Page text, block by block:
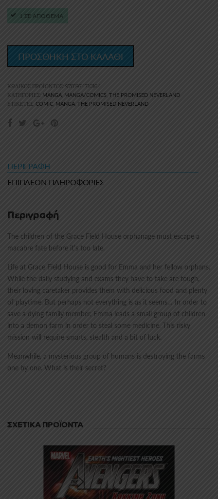
1 ΣΕ ΑΠΟΘΕΜΑ
ΠΡΟΣΘΗΚΗ ΣΤΟ ΚΑΛΑΘΙ
ΚΩΔΙΚΌΣ ΠΡΟΪΌΝΤΟΣ: 9781974710164
ΚΑΤΗΓΟΡΊΕΣ: MANGA, MANGA/COMICS, THE PROMISED NEVERLAND
ΕΤΙΚΈΤΕΣ: COMIC, MANGA THE PROMISED NEVERLAND
ΠΕΡΙΓΡΑΦΉ
ΕΠΙΠΛΈΟΝ ΠΛΗΡΟΦΟΡΊΕΣ
Περιγραφή
The children of the Grace Field House orphanage must escape a
macabre fate before it’s too late.
Life at Grace Field House is good for Emma and her fellow orphans.
While the daily studying and exams they have to take are tough,
their loving caretaker provides them with delicious food and plenty
of playtime. But perhaps not everything is as it seems… In order to
save a dying family member, Emma leads a small group of children
into a demon farm in order to steal some medicine. This risky
mission will require smarts, stealth and a bit of luck.
Meanwhile, a mysterious group of humans is destroying the farms
one by one. What is their secret?
ΣΧΕΤΙΚΆ ΠΡΟΪΌΝΤΑ